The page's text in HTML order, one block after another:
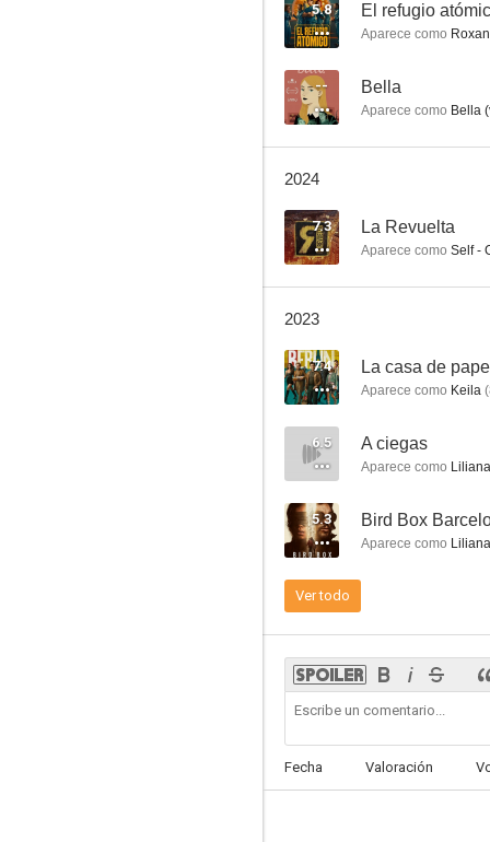
6.6
La sombra de la ley
6.3
5.8 El refugio
Aparece como Roxan
-- Bella
Aparece como Bella
2024
7.3 La Revuelta
Aparece como Self -
2023
7.4 La casa de
Aparece como Keila (
6.5 A ciegas
Aparece como Liliana
5.3 Bird Box
Aparece como Liliana
Ver todo
Fecha Valoración